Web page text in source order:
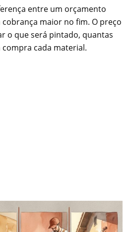
entre um orçamento
maior no fim. O preço
o que será pintado, quantas
cada material.